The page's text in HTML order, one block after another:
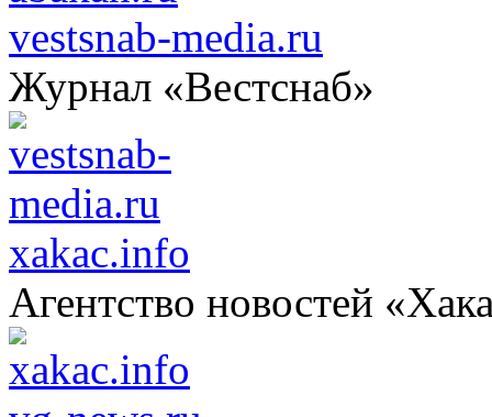
vestsnab-media.ru
Журнал «Вестснаб»
xakac.info
Агентство новостей